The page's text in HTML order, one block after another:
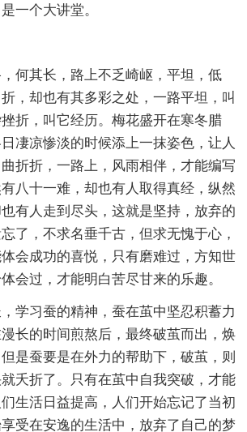
一个大讲堂。
何其长，路上不乏崎岖，平坦，低
，却也有其多彩之处，一路平坦，叫
折，叫它经历。梅花盛开在寒冬腊
凄凉惨淡的时候添上一抹姿色，让人
折折，一路上，风雨相伴，才能编写
八十一难，却也有人取得真经，纵然
有人走到尽头，这就是坚持，放弃的
了，不求名垂千古，但求无愧于心，
会成功的喜悦，只有磨难过，方知世
会过，才能明白苦尽甘来的乐趣。
学习蚕的精神，蚕在茧中坚忍积蓄力
长的时间煎熬后，最终破茧而出，焕
是蚕要是在外力的帮助下，破茧，则
夭折了。只有在茧中自我突破，才能
生活日益提高，人们开始忘记了当初
受在安逸的生活中，放弃了自己的梦